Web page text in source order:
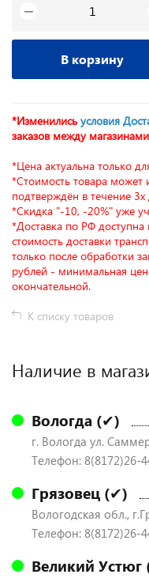
−
В корзину
*Изменились условия
заказов между
*Цена актуальна только
*Стоимость товара может
подтверждён в течение 3х
*Скидка "-10, -20%" уже
*Доставка по РФ доступна
стоимость доставки
только после обработки
рублей - минимальная
окончательной.
К списку товаров
Наличие в
Вологда (✔)
г. Вологда ул.
Телефон: 8(8172)26-
Грязовец (✔)
Вологодская обл.,
Телефон: 8(8172)26-
Великий Устюг